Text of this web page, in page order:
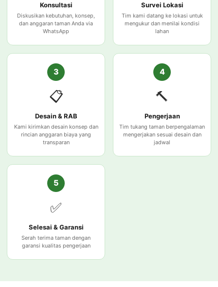
Konsultasi
Diskusikan kebutuhan, konsep,
dan anggaran taman Anda via
WhatsApp
Survei Lokasi
Tim kami datang ke lokasi untuk
mengukur dan menilai kondisi
lahan
3
📋
Desain & RAB
Kami kirimkan desain konsep dan
rincian anggaran biaya yang
transparan
4
🔨
Pengerjaan
Tim tukang taman berpengalaman
mengerjakan sesuai desain dan
jadwal
5
✅
Selesai & Garansi
Serah terima taman dengan
garansi kualitas pengerjaan